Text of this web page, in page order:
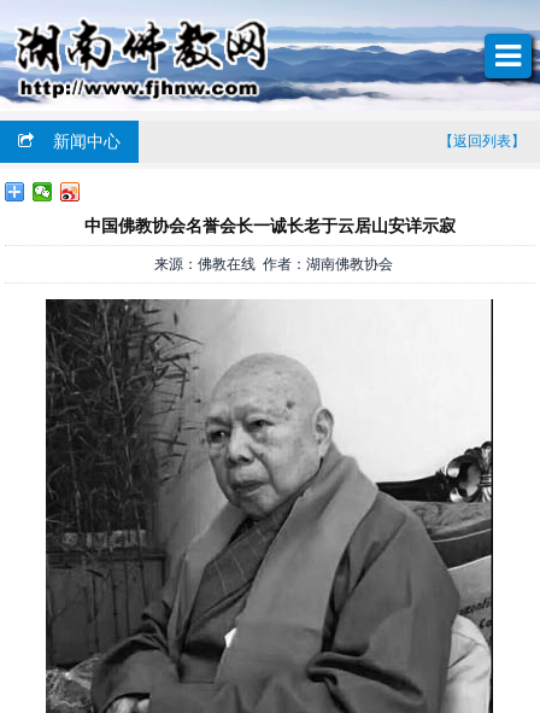
新闻中心 【返回列表】
中国佛教协会名誉会长一诚长老于云居山安详示寂
来源：佛教在线 作者：湖南佛教协会